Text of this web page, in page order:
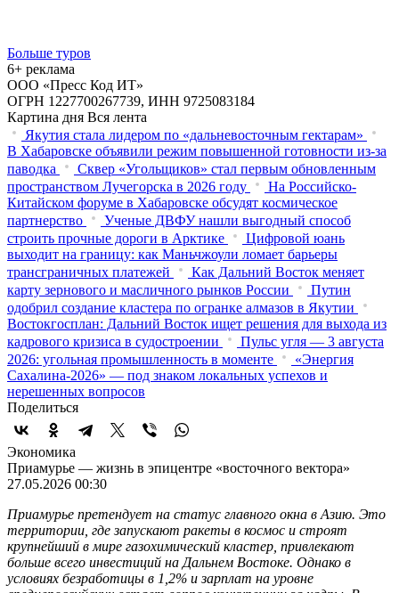
Больше туров
6+ реклама
ООО «Пресс Код ИТ»
ОГРН 1227700267739, ИНН 9725083184
Картина дня Вся лента
Якутия стала лидером по «дальневосточным гектарам»
В Хабаровске объявили режим повышенной готовности из‑за
паводка
Сквер «Угольщиков» стал первым обновленным
пространством Лучегорска в 2026 году
На Российско-
Китайском форуме в Хабаровске обсудят космическое
партнерство
Ученые ДВФУ нашли выгодный способ
строить прочные дороги в Арктике
Цифровой юань
выходит на границу: как Маньчжоули ломает барьеры
трансграничных платежей
Как Дальний Восток меняет
карту зернового и масличного рынков России
Путин
одобрил создание кластера по огранке алмазов в Якутии
Востокгосплан: Дальний Восток ищет решения для выхода из
кадрового кризиса в судостроении
Пульс угля — 3 августа
2026: угольная промышленность в моменте
«Энергия
Сахалина-2026» — под знаком локальных успехов и
нерешенных вопросов
Поделиться
Экономика
Приамурье — жизнь в эпицентре «восточного вектора»
27.05.2026 00:30
Приамурье претендует на статус главного окна в Азию. Это
территории, где запускают ракеты в космос и строят
крупнейший в мире газохимический кластер, привлекают
больше всего инвестиций на Дальнем Востоке. Однако в
условиях безработицы в 1,2% и зарплат на уровне